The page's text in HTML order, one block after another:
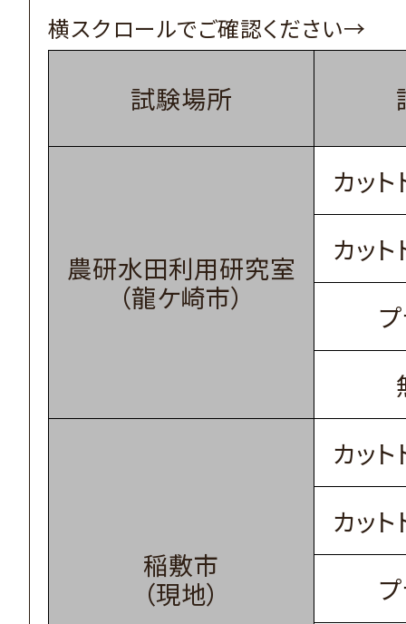
試験場所
農研水田利用研究室
（龍ケ崎市）
カッ
カッ
稲敷市
（現地）
カッ
カッ